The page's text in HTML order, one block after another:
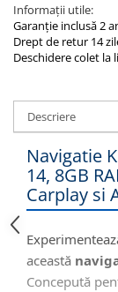
Informații utile:
Garanție inclusă 2
Drept de retur 14
Deschidere colet la
Descriere
Navigatie
14, 8GB
Carplay si
această
Concepută